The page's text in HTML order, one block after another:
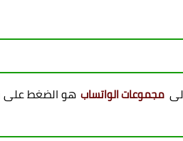
مجموعات الواتساب هو الضغط على